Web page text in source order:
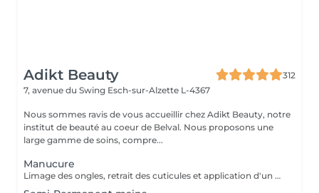
Adikt Beauty
312
7, avenue du Swing Esch-sur-Alzette L-4367
Nous sommes ravis de vous accueillir chez Adikt Beauty, notre
institut de beauté au coeur de Belval. Nous proposons une
large gamme de soins, compre...
Manucure
Limage des ongles, retrait des cuticules et application d'un vernis protecteur si besoin.